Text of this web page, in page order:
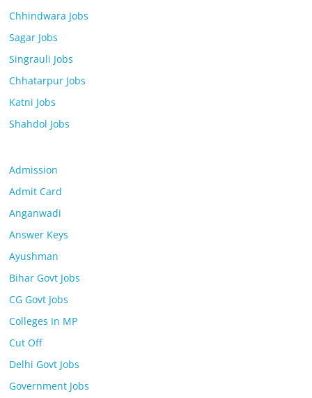
Chhindwara Jobs
Sagar Jobs
Singrauli Jobs
Chhatarpur Jobs
Katni Jobs
Shahdol Jobs
Admission
Admit Card
Anganwadi
Answer Keys
Ayushman
Bihar Govt Jobs
CG Govt Jobs
Colleges In MP
Cut Off
Delhi Govt Jobs
Government Jobs